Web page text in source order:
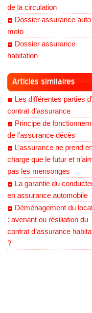
de la circulation
Dossier assurance
moto
Dossier assurance
habitation
Articles similaires
Les différentes parties
contrat d’assurance
Principe de
de l’assurance décès
L’assurance ne prend
charge que le futur et
pas les mensonges
La garantie du
en assurance automobile
Déménagement du
: avenant ou résiliation du
contrat d’assurance
?